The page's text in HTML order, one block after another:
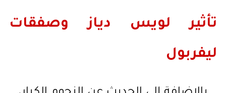
تأثير لويس دياز وصفقات
ليفربول